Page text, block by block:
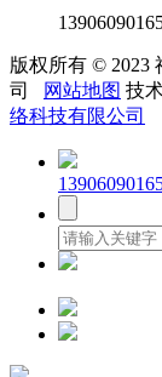
版权所有 © 2023
司
网站地图 技
络科技有限公司